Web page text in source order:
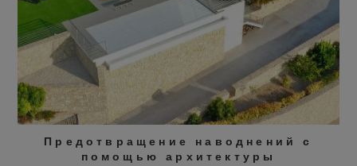
Предотвращение наводнений с
помощью архитектуры